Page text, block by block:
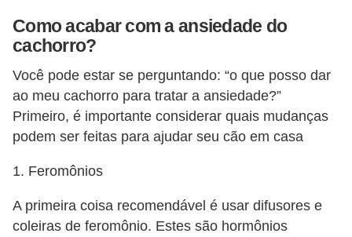
Como acabar com a ansiedade do
cachorro?
Você pode estar se perguntando: “o que posso dar
ao meu cachorro para tratar a ansiedade?”
Primeiro, é importante considerar quais mudanças
podem ser feitas para ajudar seu cão em casa
1. Feromônios
A primeira coisa recomendável é usar difusores e
coleiras de feromônio. Estes são hormônios
s
f
l
n
o
s